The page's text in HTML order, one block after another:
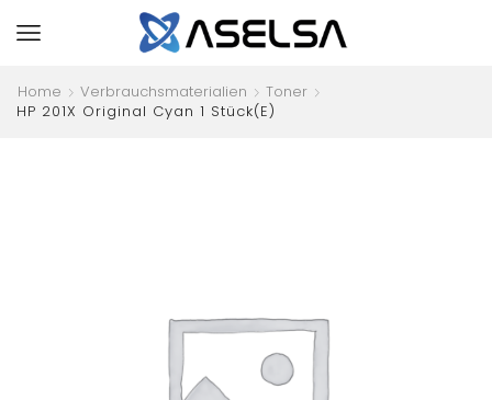
Home Verbrauchsmaterialien
Toner
HP 201X Original Cyan 1 Stück(e)